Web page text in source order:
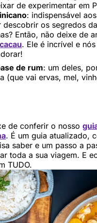
de experimentar em
: indispensável
descobrir os segredos
Então, não deixe de
. Ele é incrível e
de rum: um deles,
(que vai ervas, mel,
de conferir o nosso
. É um guia atualizado,
saber e um passo a
toda a sua viagem. E
TUDO.